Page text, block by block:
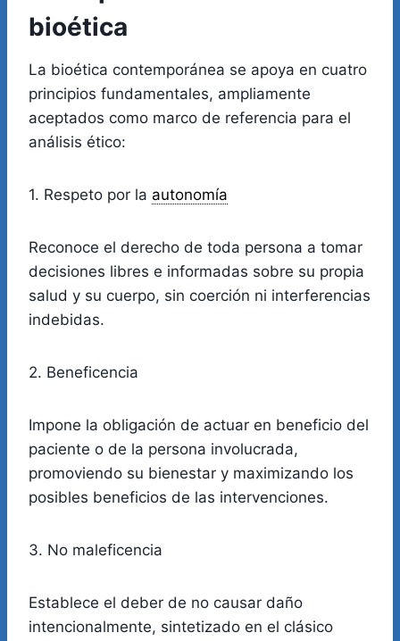
bioética
La bioética contemporánea se apoya en cuatro
principios fundamentales, ampliamente
aceptados como marco de referencia para el
análisis ético:
1. Respeto por la autonomía
Reconoce el derecho de toda persona a tomar
decisiones libres e informadas sobre su propia
salud y su cuerpo, sin coerción ni interferencias
indebidas.
2. Beneficencia
Impone la obligación de actuar en beneficio del
paciente o de la persona involucrada,
promoviendo su bienestar y maximizando los
posibles beneficios de las intervenciones.
3. No maleficencia
Establece el deber de no causar daño
intencionalmente, sintetizado en el clásico